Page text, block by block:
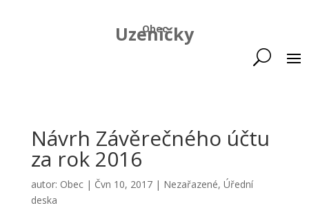
Obec
Uzeničky
Návrh Závěrečného účtu
za rok 2016
autor: Obec| Čvn 10, 2017| Nezařazené, Úřední
deska